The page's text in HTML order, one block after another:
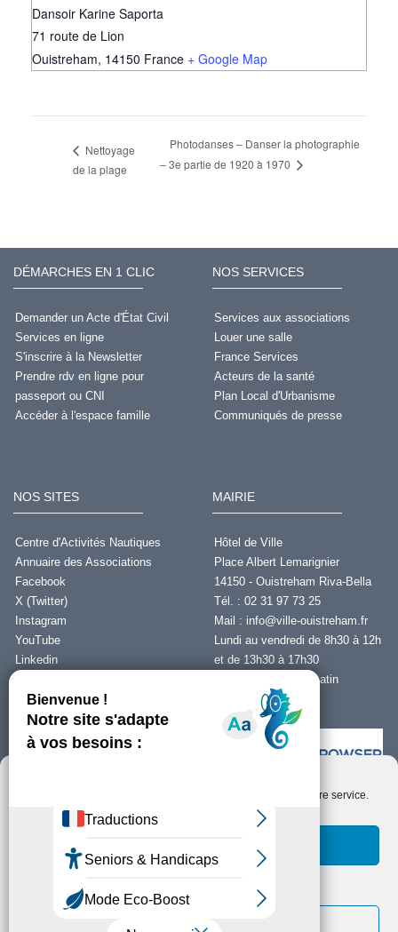
Nous utilisons des cookies pour optimiser notre site web et notre service.
Voir les préférences
Dansoir Karine Saporta
71 route de Lion
Ouistreham, 14150 France + Google Map
Nettoyage
de la plage
Photodanses – Danser la photographie
– 3e partie de 1920 à 1970
DÉMARCHES EN 1 CLIC
Demander un Acte d'État Civil
Services en ligne
S'inscrire à la Newsletter
Prendre rdv en ligne pour
passeport ou CNI
Accéder à l'espace famille
NOS SERVICES
Services aux associations
Louer une salle
France Services
Acteurs de la santé
Plan Local d'Urbanisme
Communiqués de presse
NOS SITES
Centre d'Activités Nautiques
Annuaire des Associations
Facebook
X (Twitter)
Instagram
YouTube
Linkedin
MAIRIE
Hôtel de Ville
Place Albert Lemarignier
14150 - Ouistreham Riva-Bella
Tél. : 02 31 97 73 25
Mail : info@ville-ouistreham.fr
Lundi au vendredi de 8h30 à 12h
et de 13h30 à 17h30
Fermeture le jeudi matin
Nous contacter
Installer Ability Browser
Qu’est ce que Ability Browser ?
Copyright © Ouistreham Riva-Bella - 2026 -
la vie privée/RGPD -
Plan du Site